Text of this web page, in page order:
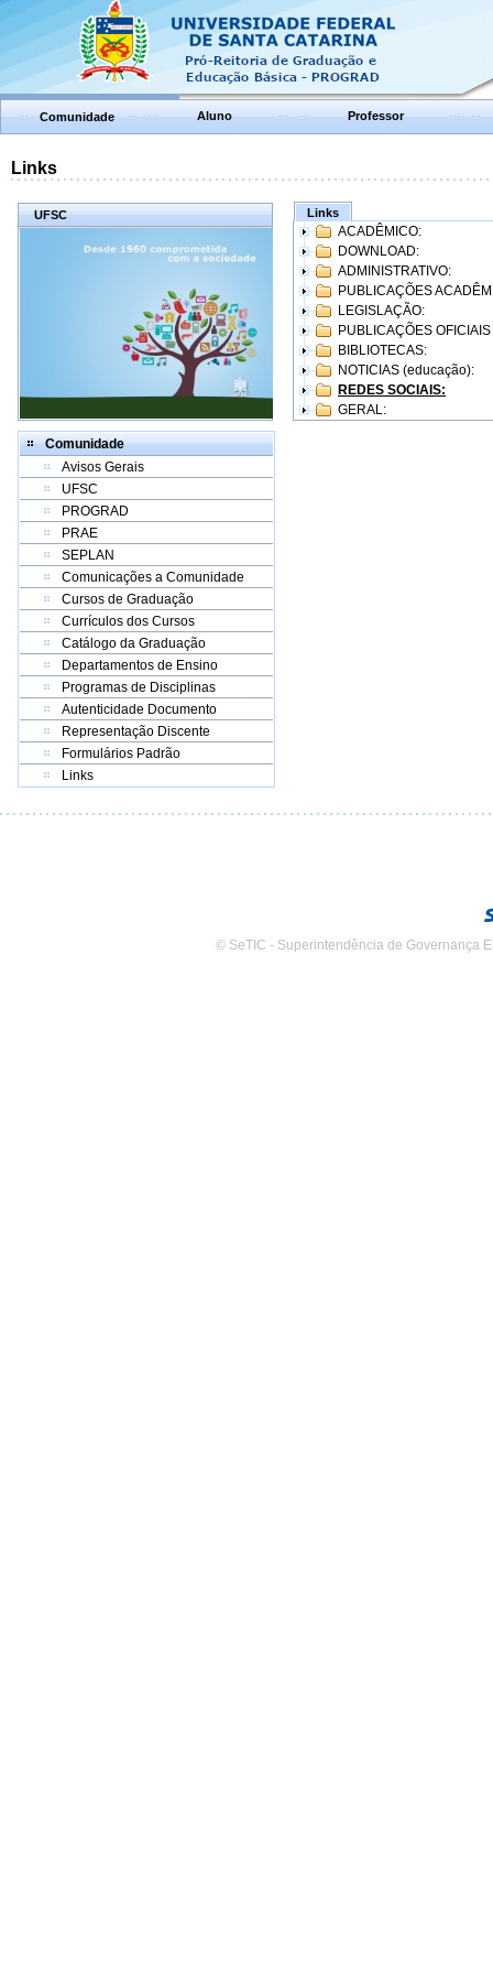
Comunidade Aluno Professor
Links
UFSC
Comunidade
Avisos Gerais
UFSC
PROGRAD
PRAE
SEPLAN
Comunicações a Comunidade
Cursos de Graduação
Currículos dos Cursos
Catálogo da Graduação
Departamentos de Ensino
Programas de Disciplinas
Autenticidade Documento
Representação Discente
Formulários Padrão
Links
Links
ACADÊMICO:
DOWNLOAD:
ADMINISTRATIVO:
PUBLICAÇÕES
LEGISLAÇÃO:
PUBLICAÇÕES
BIBLIOTECAS:
NOTICIAS (educação):
REDES SOCIAIS:
GERAL:
© SeTIC - Superintendência de Governança